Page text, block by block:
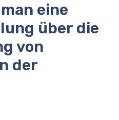
eine
über die
von
der